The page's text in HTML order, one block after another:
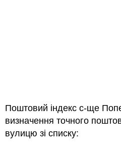
Поштовий індекс с-ще
визначення точного
вулицю зі списку: